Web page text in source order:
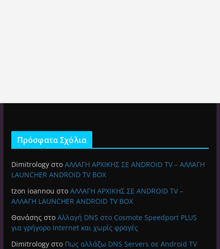
Πρόσφατα Σχόλια
Dimitrologyστο ΑΛΛΑΓΗ ΑΡΧΙΚΗΣ ΣΕ ANDROID TV – ΑΛΛΑΓΗ
LAUNCHER ANDROID TV BOX
tzon ioannou στο ΑΛΛΑΓΗ ΑΡΧΙΚΗΣ ΣΕ ANDROID TV –
ΑΛΛΑΓΗ LAUNCHER ANDROID TV BOX
Θανάσηςστο Αλλαγή DNS στο Cosmote Speedport PLUS
για γρήγορο internet και χωρίς φραγές
Dimitrologyστο Πως αλλάζω DNS Servers σε Android TV